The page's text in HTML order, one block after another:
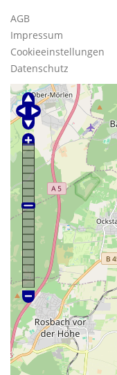
AGB
Impressum
Cookieeinstellungen
Datenschutz